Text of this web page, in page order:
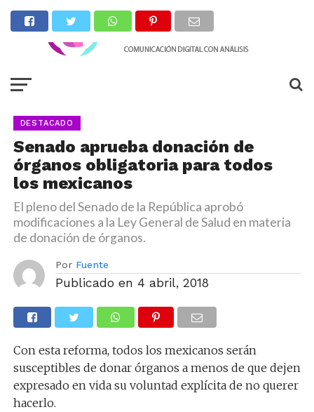
DESTACADO
Senado aprueba donación de
órganos obligatoria para todos
los mexicanos
El pleno del Senado de la República aprobó
modificaciones a la Ley General de Salud en materia
de donación de órganos.
Por Fuente
Publicado en 4 abril, 2018
Con esta reforma, todos los mexicanos serán
susceptibles de donar órganos a menos de que dejen
expresado en vida su voluntad explícita de no querer
hacerlo.